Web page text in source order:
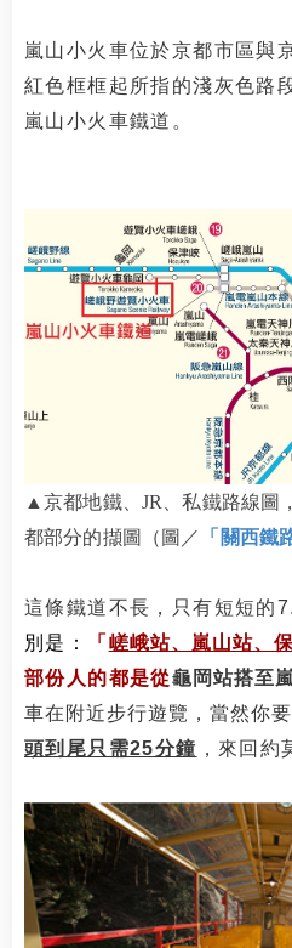
嵐山小火車位於京都市區與
紅色框框起所指的淺灰色路
嵐山小火車鐵道。
▲京都地鐵、JR、私鐵路線圖
都部分的擷圖
（圖／ 「關西鐵
這條鐵道不長，只有短短的
別是：
「 嵯峨站、嵐山站、
部份人的都是從龜岡站搭至
車在附近步行遊覽，當然你
頭到尾只需25分鐘 ，來回約